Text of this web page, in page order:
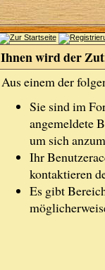
Ihnen wird der
Aus einem der
Sie sind im
angemeldete
um sich
Ihr
kontaktieren
Es gibt